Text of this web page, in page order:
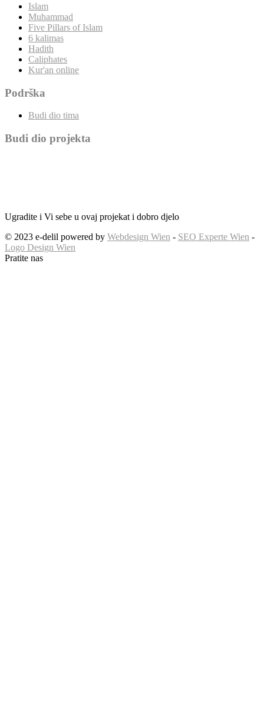
Islam
Muhammad
Five Pillars of Islam
6 kalimas
Hadith
Caliphates
Kur'an online
Podrška
Budi dio tima
Budi dio projekta
Ugradite i Vi sebe u ovaj projekat i dobro djelo
© 2023 e-delil powered by Webdesign Wien - SEO Experte Wien -
Logo Design Wien
Pratite nas